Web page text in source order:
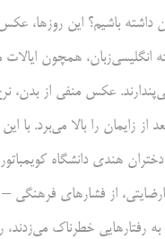
داشته باشیم؟ این روزها،
همچون ایالات
عکس منفی از بدن،
از زایمان را بالا می‌برد.
نارضایتی، از فشارهای
رفتارهایی خطرناک